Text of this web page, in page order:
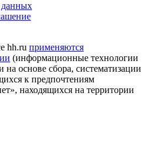
данных
hh.ru применяются
(информационные технологии
основе сбора, систематизации
к предпочтениям
находящихся на территории